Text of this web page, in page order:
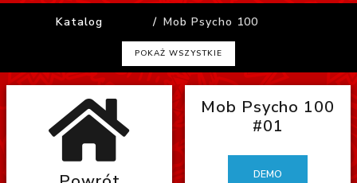
Pobierz
Mangi
Zaloguj się
Katalog Mob Psycho 100
POKAŻ WSZYSTKIE
Mob Psycho 100
#01
DEMO